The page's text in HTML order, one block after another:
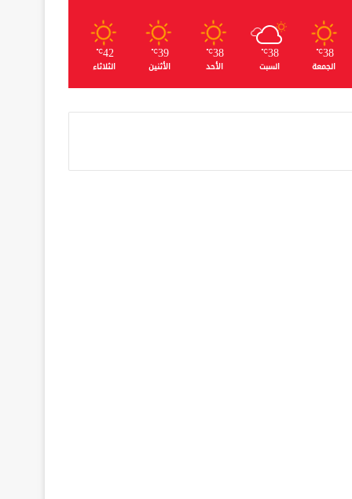
38
℃
الجمعة
38
℃
السبت
38
℃
الأحد
39
℃
الأثنين
42
℃
الثلاثاء